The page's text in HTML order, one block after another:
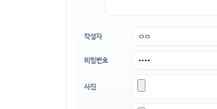
작성자
비밀번호
사진